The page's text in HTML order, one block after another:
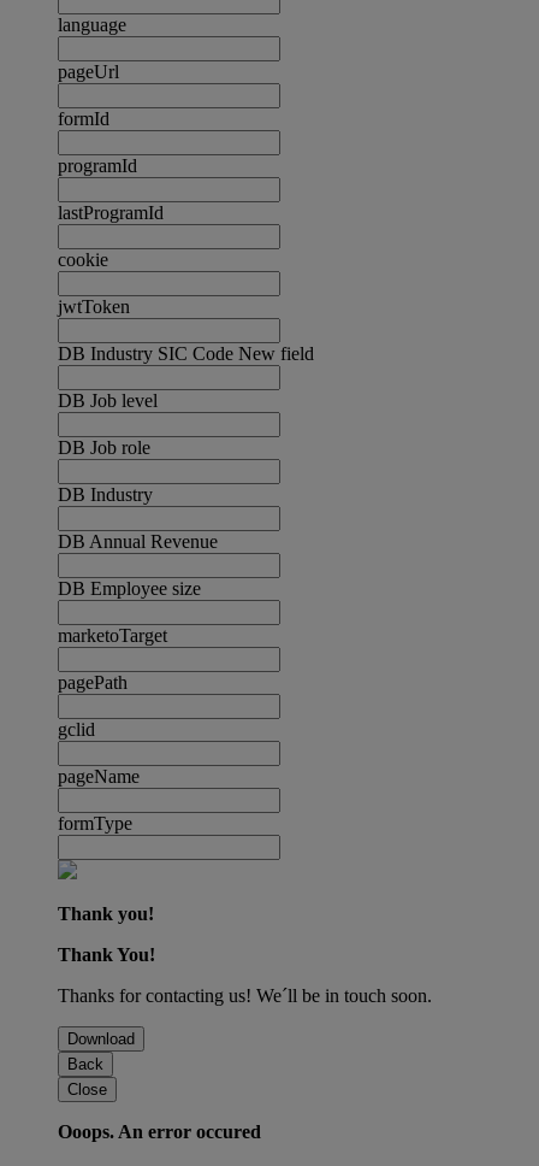
language
pageUrl
formId
programId
lastProgramId
cookie
jwtToken
DB Industry SIC Code New field
DB Job level
DB Job role
DB Industry
DB Annual Revenue
DB Employee size
marketoTarget
pagePath
gclid
pageName
formType
Thank you!
Thank You!
Thanks for contacting us! We´ll be in touch soon.
Download
Back
Close
Ooops. An error occured